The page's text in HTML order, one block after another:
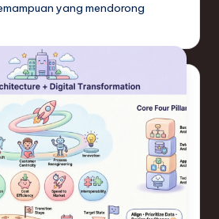
yang mendorong